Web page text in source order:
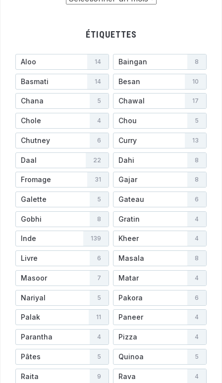
ÉTIQUETTES
Aloo 14 Baingan 8
Basmati 14 Besan 10
Chana 5 Chawal 17
Chole 4 Chou 5
Chutney 6 Curry 13
Daal 22 Dahi 8
Fromage 31 Gajar 8
Galette 5 Gateau 6
Gobhi 8 Gratin 4
Inde 139 Kheer 4
Livre 6 Masala 8
Masoor 7 Matar 4
Nariyal 5 Pakora 6
Palak 11 Paneer 4
Parantha 4 Pizza 4
Pâtes 5 Quinoa 5
Raita 9 Rava 4